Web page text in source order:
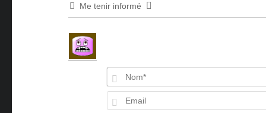
Me tenir informé